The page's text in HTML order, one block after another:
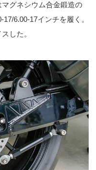
グネシウム合金鍛造の
6.00-17インチを履く。
した。